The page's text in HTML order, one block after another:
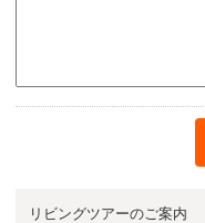
リビングツアーのご案内